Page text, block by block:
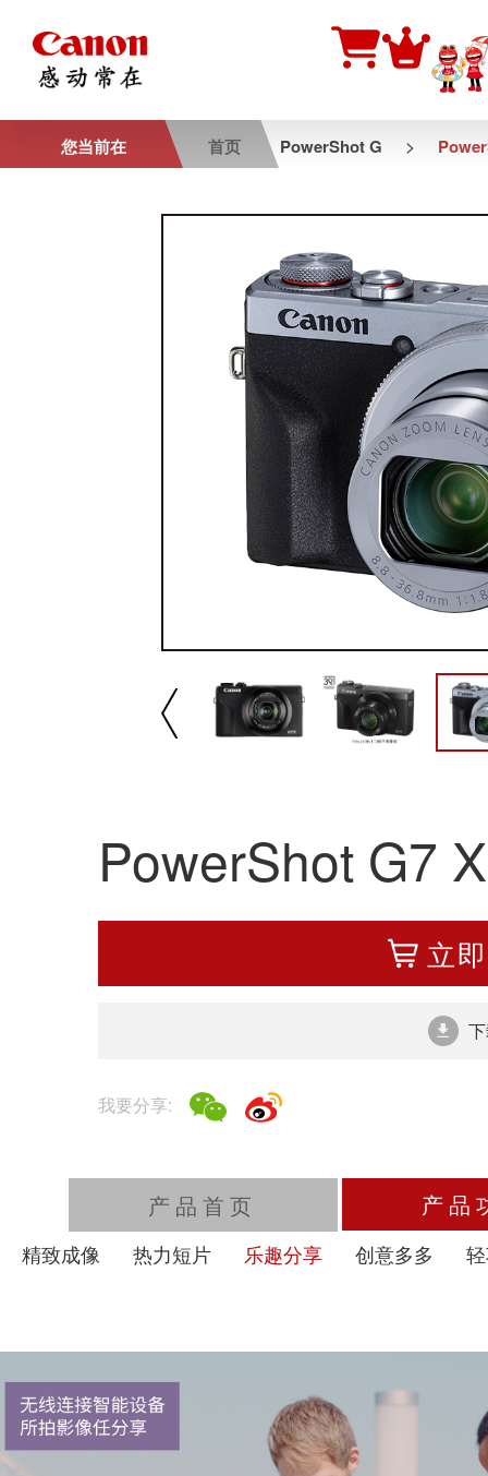
您当前在 首页 PowerShot G >
播放/暂停
PowerShot G7
立
我要分享:
产品首页 产品
精致成像 热力短片 乐趣分享 创意多多